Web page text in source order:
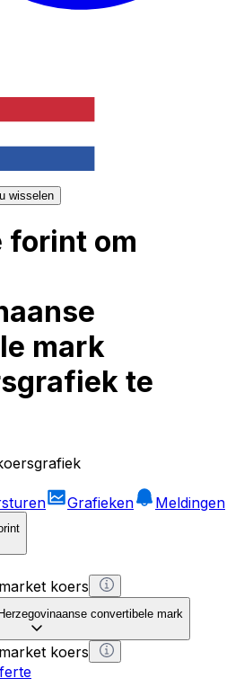
wisselen
forint om
mark
te
Grafieken
Meldingen
koers
convertibele mark
koers